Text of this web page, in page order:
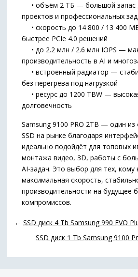
• объём 2 ТБ — большой запас
проектов и профессиональных
• скорость до 14 800 / 13 400
быстрее PCIe 4.0 решений
• до 2.2 млн / 2.6 млн IOPS —
производительность в AI и
• встроенный радиатор —
без перегрева под нагрузкой
• ресурс до 1200 TBW —
долговечность
Samsung 9100 PRO 2TB — один
SSD на рынке благодаря
идеально подойдёт для топовых
монтажа видео, 3D, работы с
AI-задач. Это выбор для тех, кому
максимальная скорость,
производительности на будущее
компромиссов.
← SSD диск 4 Tb Samsung 990 EVO
SSD диск 1 Tb Samsung 9100